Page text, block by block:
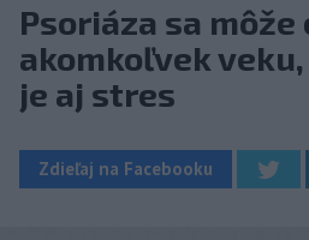
Psoriáza sa
akomkoľvek
je aj stres
Zdieľaj na Facebooku